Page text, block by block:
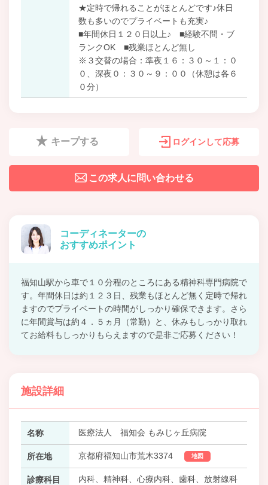
★定時で帰れることがほとんどです♪休日
数も多いのでプライベートも充実♪
■年間休日１２０日以上♪ ■経験不問・ブ
ランクOK ■残業ほとんど無し
※３交替の場合：準夜１６：３０～１：０
０、深夜０：３０～９：００（休憩は各６
０分）
キープする ログインして応募
この求人に問い合わせる
コーディネーターの
おすすめポイント
福知山駅から車で１０分程のところにある精神科専門病院で
す。年間休日は約１２３日、残業もほとんど無く定時で帰れ
ますのでプライベートの時間がしっかり確保できます。さら
に年間賞与は約４．５ヵ月（常勤）と、休みもしっかり取れ
てお給料もしっかりもらえますので是非ご応募ください！
施設詳細
名称 医療法人 福知会 もみじヶ丘病院
所在地 京都府福知山市荒木3374 地図
診療科目 内科、精神科、心療内科、歯科、放射線科